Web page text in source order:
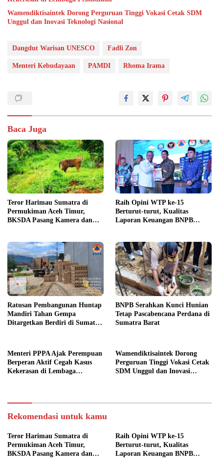
Wamendiktisaintek Dorong Perguruan Tinggi Vokasi Cetak SDM
Unggul dan Inovasi Teknologi Nasional
Dangdut Warisan UNESCO Fadli Zon
Menteri Kebudayaan PAMDI Rhoma Irama
Baca Juga
Teror Harimau Sumatra di
Permukiman Aceh Timur,
BKSDA Pasang Kamera dan
Raih Opini WTP ke-15
Berturut-turut, Kualitas
Laporan Keuangan BNPB
Ratusan Pembangunan Huntap
Mandiri Tahan Gempa
Ditargetkan Berdiri di Sumatra
BNPB Serahkan Kunci Hunian
Tetap Pascabencana Perdana di
Sumatra Barat
Menteri PPPA Ajak Perempuan
Berperan Aktif Cegah Kasus
Kekerasan di Lembaga
Wamendiktisaintek Dorong
Perguruan Tinggi Vokasi Cetak
SDM Unggul dan Inovasi
Rekomendasi untuk kamu
Teror Harimau Sumatra di
Permukiman Aceh Timur,
BKSDA Pasang Kamera dan
Raih Opini WTP ke-15
Berturut-turut, Kualitas
Laporan Keuangan BNPB